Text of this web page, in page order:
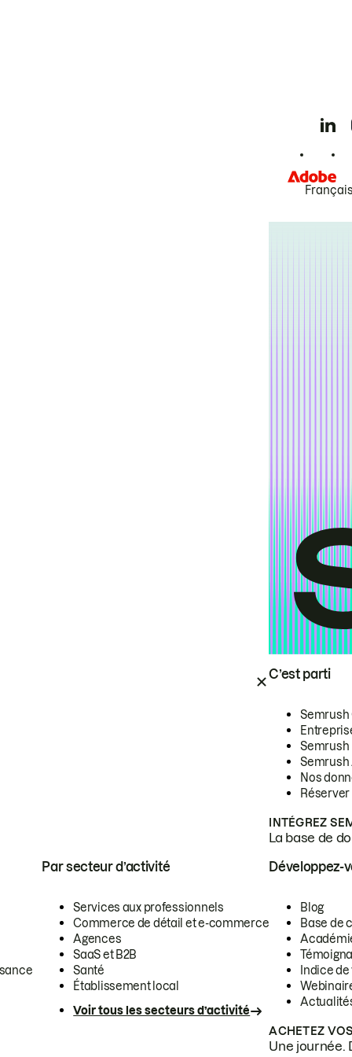
C’est parti
Semrush
Semrush
Semrush
Nos
INTÉGREZ
La base de
Par secteur d’activité
Services aux professionnels
Commerce de détail et e-commerce
Agences
SaaS et B2B
Santé
Établissement local
Voir tous les secteurs d’activité
Développez-
Blog
Base de
Indice
ACHETEZ
Une journée.